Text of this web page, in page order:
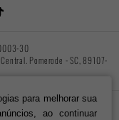
para melhorar sua
ao continuar
30
Pomerode - SC, 89107-